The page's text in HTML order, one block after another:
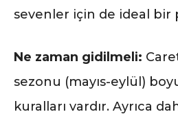
sevenler için de ideal bir
Ne zaman gidilmeli:
sezonu (mayıs-eylül)
kuralları vardır. Ayrıca